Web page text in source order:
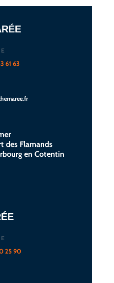
61 63
des Flamands
en Cotentin
25 90